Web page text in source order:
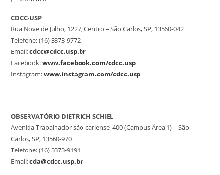
CDCC-USP
Rua Nove de Julho, 1227, Centro – São Carlos, SP, 13560-042
Telefone: (16) 3373-9772
Email:cdcc@cdcc.usp.br
Facebook:www.facebook.com/cdcc.usp
Instagram:www.instagram.com/cdcc.usp
OBSERVATÓRIO DIETRICH SCHIEL
Avenida Trabalhador são-carlense, 400 (Campus Área 1) – São
Carlos, SP, 13560-970
Telefone: (16) 3373-9191
Email:cda@cdcc.usp.br